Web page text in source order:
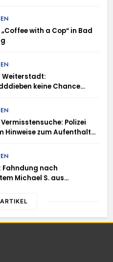
„Coffee with a Cop“ in Bad
Weiterstadt:
keine Chance
erforderlich
Vermisstensuche: Polizei
Hinweise zum Aufenthalt
Fahndung nach
Michael S. aus